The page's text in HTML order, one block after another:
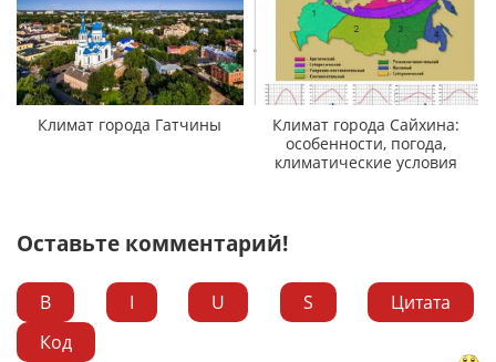
Климат города Гатчины
Климат города Сайхина:
особенности, погода,
климатические условия
Оставьте комментарий!
B I U S
Цитата
Код